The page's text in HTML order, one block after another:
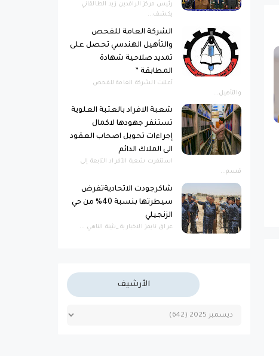
رئيس مركز الرافدين زيد الطالقاني
يكشف...
الشركة العامة للفحص
والتأهيل الهندسي تحصل على
تمديد صلاحية شهادة
المطابقة *
أعلنت الشركة العامة للفحص
والتأهيل...
شعبة الافراد بالعتبة العلوية
تستنفر جهودها لاكمال
إجراءات تحويل اصحاب العقود
الى الملاك الدائم
استنفرت شعبة الأفراد التابعة إلى
قسم...
شاكرجودت الاتحاديةتفرض
سيطرتها بنسبة 40% من حي
الزنجيلي
عراق تايمز الاخبارية _بثينة الناهي ...
الأرشيف